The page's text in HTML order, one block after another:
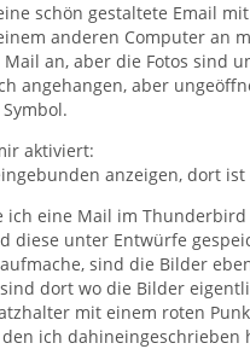
schön gestaltete Email
anderen Computer an
Mail an, aber die Fotos sind
angehangen, aber
aktiviert:
anzeigen, dort ist
ich eine Mail im
diese unter Entwürfe
sind die Bilder
dort wo die Bilder
mit einem roten
den ich dahineingeschrieben